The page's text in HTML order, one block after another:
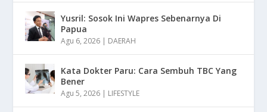
Yusril: Sosok Ini Wapres Sebenarnya Di
Papua
Agu 6, 2026 | DAERAH
Kata Dokter Paru: Cara Sembuh TBC Yang
Bener
Agu 5, 2026 | LIFESTYLE